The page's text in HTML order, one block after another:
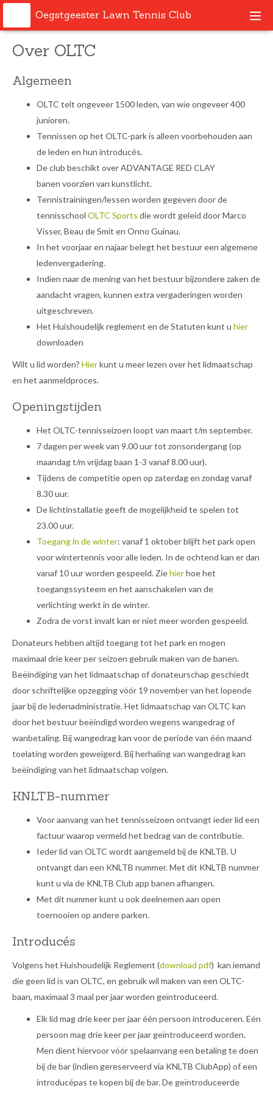
Oegstgeester Lawn Tennis Club
Over OLTC
Algemeen
OLTC telt ongeveer 1500 leden, van wie ongeveer 400
junioren.
Tennissen op het OLTC-park is alleen voorbehouden aan
de leden en hun introducés.
De club beschikt over ADVANTAGE RED CLAY
banen voorzien van kunstlicht.
Tennistrainingen/lessen worden gegeven door de
tennisschool OLTC Sports die wordt geleid door Marco
Visser, Beau de Smit en Onno Guinau.
In het voorjaar en najaar belegt het bestuur een algemene
ledenvergadering.
Indien naar de mening van het bestuur bijzondere zaken de
aandacht vragen, kunnen extra vergaderingen worden
uitgeschreven.
Het Huishoudelijk reglement en de Statuten kunt u hier
downloaden
Wilt u lid worden? Hierkunt u meer lezen over het lidmaatschap
en het aanmeldproces.
Openingstijden
Het OLTC-tennisseizoen loopt van maart t/m september.
7 dagen per week van 9.00 uur tot zonsondergang (op
maandag t/m vrijdag baan 1-3 vanaf 8.00 uur).
Tijdens de competitie open op zaterdag en zondag vanaf
8.30 uur.
De lichtinstallatie geeft de mogelijkheid te spelen tot
23.00 uur.
Toegang in de winter: vanaf 1 oktober blijft het park open
voor wintertennis voor alle leden. In de ochtend kan er dan
vanaf 10 uur worden gespeeld. Ziehierhoe het
toegangssysteem en het aanschakelen van de
verlichting werkt in de winter.
Zodra de vorst invalt kan er niet meer worden gespeeld.
Donateurs hebben altijd toegang tot het park en mogen
maximaal drie keer per seizoen gebruik maken van de banen.
Beëindiging van het lidmaatschap of donateurschap geschiedt
door schriftelijke opzegging vóór 19 november van het lopende
jaar bij de ledenadministratie. Het lidmaatschap van OLTC kan
door het bestuur beëindigd worden wegens wangedrag of
wanbetaling. Bij wangedrag kan voor de periode van één maand
toelating worden geweigerd. Bij herhaling van wangedrag kan
beëindiging van het lidmaatschap volgen.
KNLTB-nummer
Voor aanvang van het tennisseizoen ontvangt ieder lid een
factuur waarop vermeld het bedrag van de contributie.
Ieder lid van OLTC wordt aangemeld bij de KNLTB. U
ontvangt dan een KNLTB nummer. Met dit KNLTB nummer
kunt u via de KNLTB Club app banen afhangen.
Met dit nummer kunt u ook deelnemen aan open
toernooien op andere parken.
Introducés
Volgens het Huishoudelijk Reglement (download pdf) kan iemand
die geen lid is van OLTC, en gebruik wil maken van een OLTC-
baan, maximaal 3 maal per jaar worden geïntroduceerd.
Elk lid mag drie keer per jaar één persoon introduceren. Eén
persoon mag drie keer per jaar geïntroduceerd worden.
Men dient hiervoor vóór spelaanvang een betaling te doen
bij de bar (indien gereserveerd via KNLTB ClubApp) of een
introducépas te kopen bij de bar. De geïntroduceerde